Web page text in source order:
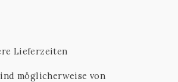
Lieferzeiten
möglicherweise von